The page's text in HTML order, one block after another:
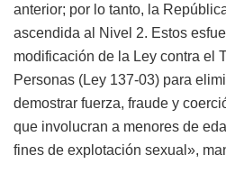
anterior; por lo tanto, la
ascendida al Nivel 2. Estos
modificación de la Ley contra el
Personas (Ley 137-03) para
demostrar fuerza, fraude y
que involucran a menores de
fines de explotación sexual»,